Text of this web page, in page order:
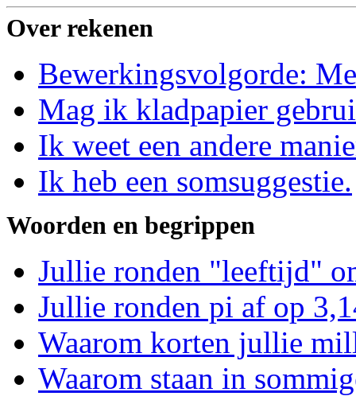
Over rekenen
Bewerkingsvolgorde:
Mag ik kladpapier
Ik weet een andere
Ik heb een somsuggestie.
Woorden en begrippen
Jullie ronden "leeftijd"
Jullie ronden pi af op
Waarom korten jullie
Waarom staan in